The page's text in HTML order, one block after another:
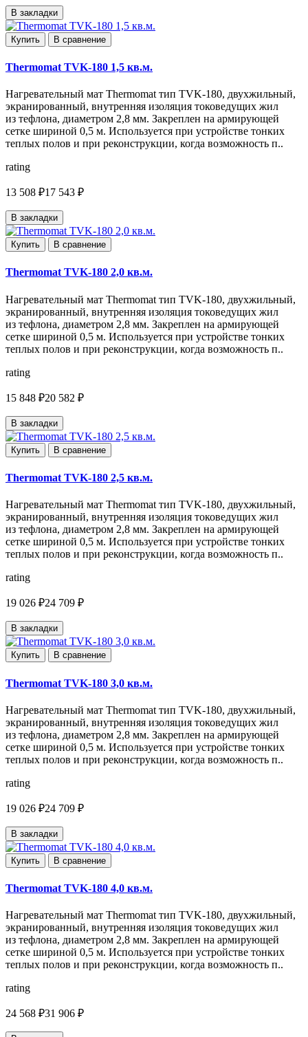
В закладки
Купить В сравнение
Thermomat TVK-180 1,5 кв.м.
Нагревательный мат Thermomat тип TVK-180, двухжильный,
экранированный, внутренняя изоляция токоведущих жил
из тефлона, диаметром 2,8 мм. Закреплен на армирующей
сетке шириной 0,5 м. Используется при устройстве тонких
теплых полов и при реконструкции, когда возможность п..
rating
13 508 ₽17 543 ₽
В закладки
Купить В сравнение
Thermomat TVK-180 2,0 кв.м.
Нагревательный мат Thermomat тип TVK-180, двухжильный,
экранированный, внутренняя изоляция токоведущих жил
из тефлона, диаметром 2,8 мм. Закреплен на армирующей
сетке шириной 0,5 м. Используется при устройстве тонких
теплых полов и при реконструкции, когда возможность п..
rating
15 848 ₽20 582 ₽
В закладки
Купить В сравнение
Thermomat TVK-180 2,5 кв.м.
Нагревательный мат Thermomat тип TVK-180, двухжильный,
экранированный, внутренняя изоляция токоведущих жил
из тефлона, диаметром 2,8 мм. Закреплен на армирующей
сетке шириной 0,5 м. Используется при устройстве тонких
теплых полов и при реконструкции, когда возможность п..
rating
19 026 ₽24 709 ₽
В закладки
Купить В сравнение
Thermomat TVK-180 3,0 кв.м.
Нагревательный мат Thermomat тип TVK-180, двухжильный,
экранированный, внутренняя изоляция токоведущих жил
из тефлона, диаметром 2,8 мм. Закреплен на армирующей
сетке шириной 0,5 м. Используется при устройстве тонких
теплых полов и при реконструкции, когда возможность п..
rating
19 026 ₽24 709 ₽
В закладки
Купить В сравнение
Thermomat TVK-180 4,0 кв.м.
Нагревательный мат Thermomat тип TVK-180, двухжильный,
экранированный, внутренняя изоляция токоведущих жил
из тефлона, диаметром 2,8 мм. Закреплен на армирующей
сетке шириной 0,5 м. Используется при устройстве тонких
теплых полов и при реконструкции, когда возможность п..
rating
24 568 ₽31 906 ₽